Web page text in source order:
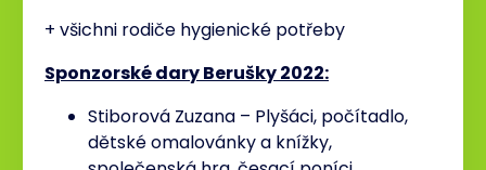
+ všichni rodiče hygienické potřeby
Sponzorské dary Berušky 2022:
Stiborová Zuzana – Plyšáci, počítadlo,
dětské omalovánky a knížky,